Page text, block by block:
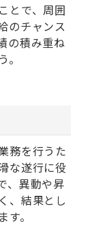
とで、周囲
のチャンス
の積み重ね
務を行うた
な遂行に役
、異動や昇
、結果とし
。